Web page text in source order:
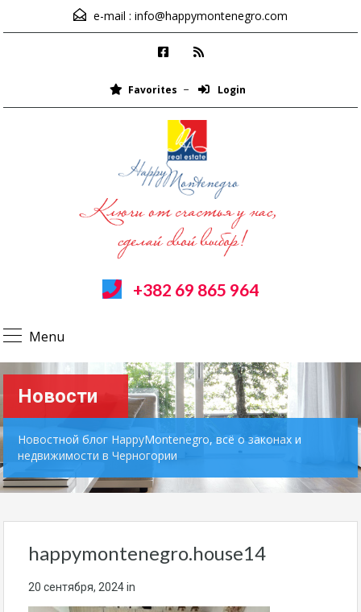
e-mail : info@happymontenegro.com
Favorites Login
+382 69 865 964
Menu
Новости
Новостной блог HappyMontenegro, всё о законах и
недвижимости в Черногории
happymontenegro.house14
20 сентября, 2024in